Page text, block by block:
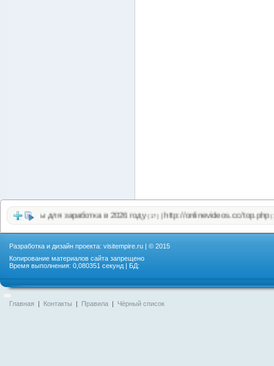
Сайты для заработка в 2026 году(17)|http://onlinevideos.cc/top.php(16)
Разработка и дизайн проекта: visitempire.ru | © 2015
Копирование материалов сайта запрещено
Время выполнения: 0,080351 секунд | БД:
Главная | Контакты | Правила | Чёрный список